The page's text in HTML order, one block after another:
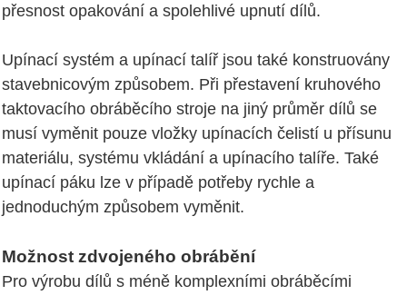
přesnost opakování a spolehlivé upnutí dílů.
Upínací systém a upínací talíř jsou také konstruovány
stavebnicovým způsobem. Při přestavení kruhového
taktovacího obráběcího stroje na jiný průměr dílů se
musí vyměnit pouze vložky upínacích čelistí u přísunu
materiálu, systému vkládání a upínacího talíře. Také
upínací páku lze v případě potřeby rychle a
jednoduchým způsobem vyměnit.
Možnost zdvojeného obrábění
Pro výrobu dílů s méně komplexními obráběcími